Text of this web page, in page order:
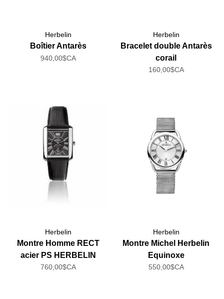
Herbelin
Boîtier Antarès
940,00$CA
Herbelin
Bracelet double Antarès
corail
160,00$CA
Herbelin
Montre Homme RECT
acier PS HERBELIN
760,00$CA
Herbelin
Montre Michel Herbelin
Equinoxe
550,00$CA